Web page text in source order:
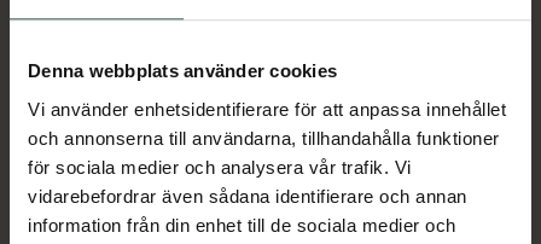
Denna webbplats använder cookies
Vi använder enhetsidentifierare för att anpassa innehållet
och annonserna till användarna, tillhandahålla funktioner
för sociala medier och analysera vår trafik. Vi
vidarebefordrar även sådana identifierare och annan
information från din enhet till de sociala medier och
I apotek:436,29 kr
Köp via ditt recept
Aktuella erbjudanden